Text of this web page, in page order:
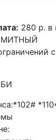
280 р. в
БИ